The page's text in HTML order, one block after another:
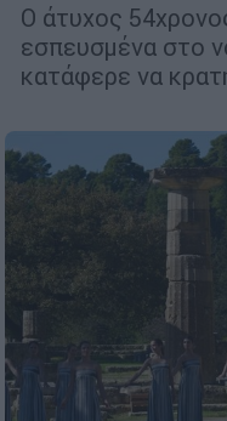
Ο άτυχος
εσπευσμένα στο
κατάφερε να